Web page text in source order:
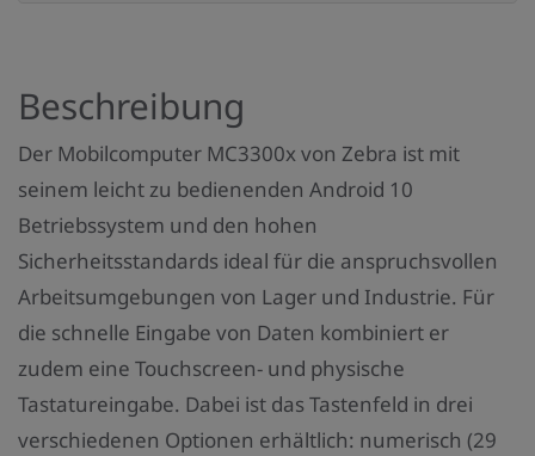
n
z
a
h
l
:
Beschreibung
Der Mobilcomputer MC3300x von Zebra ist mit
seinem leicht zu bedienenden Android 10
Betriebssystem und den hohen
Sicherheitsstandards ideal für die anspruchsvollen
Arbeitsumgebungen von Lager und Industrie. Für
die schnelle Eingabe von Daten kombiniert er
zudem eine Touchscreen- und physische
Tastatureingabe. Dabei ist das Tastenfeld in drei
verschiedenen Optionen erhältlich: numerisch (29